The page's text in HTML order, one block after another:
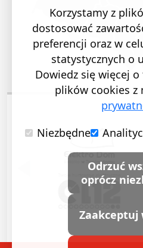
POPRZEDNI SLAJD
Korzystamy z
dostosować
preferencji oraz w
statystycznych o
Dowiedz się więcej
plików cookies z
Niezbędne
Odrzuć
oprócz
Zaakceptuj